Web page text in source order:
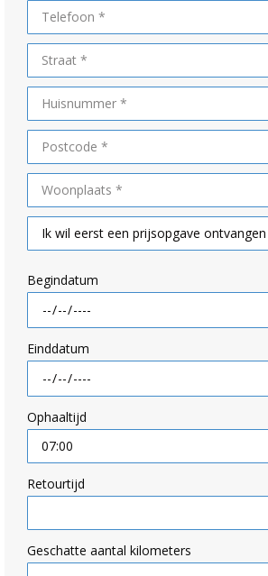
Begindatum
Einddatum
Ophaaltijd
Retourtijd
Geschatte aantal kilometers